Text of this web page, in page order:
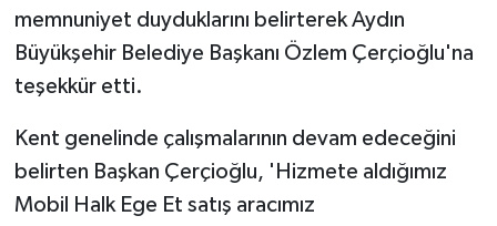
memnuniyet duyduklarını belirterek Aydın
Büyükşehir Belediye Başkanı Özlem Çerçioğlu'na
teşekkür etti.
Kent genelinde çalışmalarının devam edeceğini
belirten Başkan Çerçioğlu, 'Hizmete aldığımız
Mobil Halk Ege Et satış aracımız